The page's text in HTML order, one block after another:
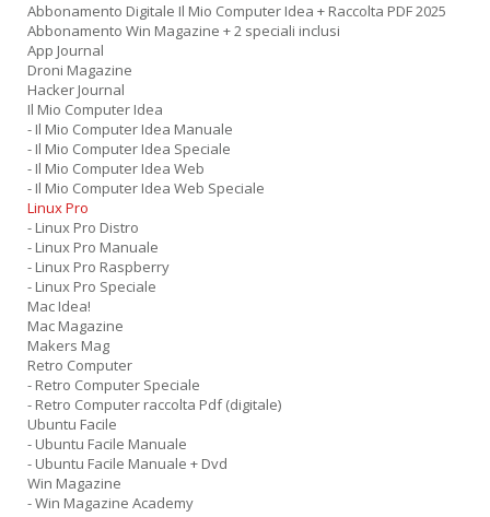
Abbonamento Digitale Il Mio Computer Idea + Raccolta PDF 2025
Abbonamento Win Magazine + 2 speciali inclusi
App Journal
Droni Magazine
Hacker Journal
Il Mio Computer Idea
- Il Mio Computer Idea Manuale
- Il Mio Computer Idea Speciale
- Il Mio Computer Idea Web
- Il Mio Computer Idea Web Speciale
Linux Pro
- Linux Pro Distro
- Linux Pro Manuale
- Linux Pro Raspberry
- Linux Pro Speciale
Mac Idea!
Mac Magazine
Makers Mag
Retro Computer
- Retro Computer Speciale
- Retro Computer raccolta Pdf (digitale)
Ubuntu Facile
- Ubuntu Facile Manuale
- Ubuntu Facile Manuale + Dvd
Win Magazine
- Win Magazine Academy